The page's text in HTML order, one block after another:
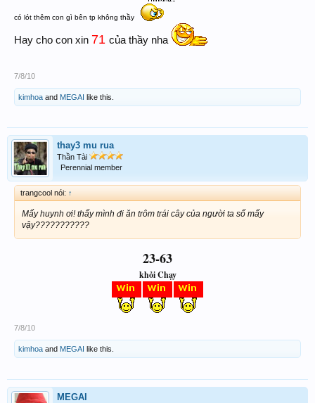
có lót thêm con gì bên tp không thầy
Hay cho con xin 71 của thầy nha
7/8/10
kimhoa and MEGAI like this.
thay3 mu rua
Thần Tài
Perennial member
trangcool nói: ↑
Mấy huynh ơi! thấy mình đi ăn trôm trái cây của người ta số mấy
vậy???????????
23-63
khỏi Chạy
7/8/10
kimhoa and MEGAI like this.
MEGAI